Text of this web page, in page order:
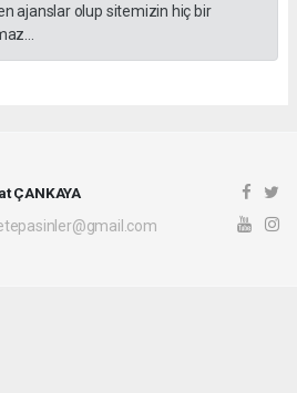
ajanslar olup sitemizin hiç bir
ÇANKAYA